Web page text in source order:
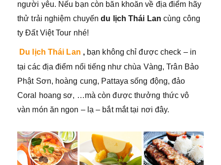
người yêu. Nếu bạn còn băn khoăn về địa điểm hãy
thử trải nghiệm chuyến du lịch Thái Lan cùng công
ty Đất Việt Tour nhé!
Du lịch Thái Lan , bạn không chỉ được check – in
tại các địa điểm nổi tiếng như chùa Vàng, Trân Bảo
Phật Sơn, hoàng cung, Pattaya sống động, đảo
Coral hoang sơ, …mà còn được thưởng thức vô
vàn món ăn ngon – lạ – bắt mắt tại nơi đây.